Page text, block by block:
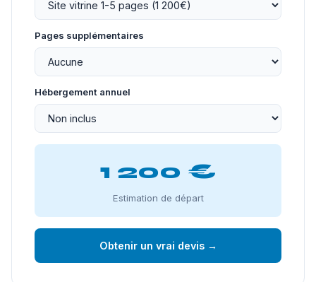
Pages supplémentaires
Hébergement annuel
1 200 €
Estimation de départ
Obtenir un vrai devis →